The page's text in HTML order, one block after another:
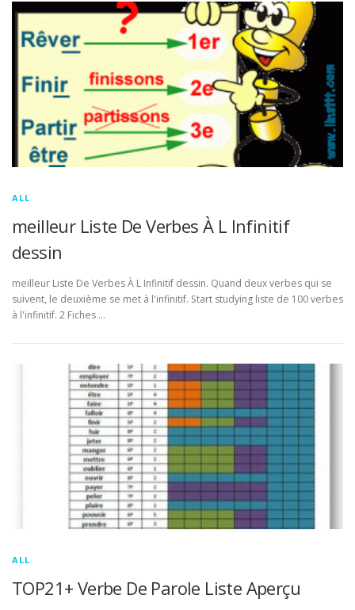
ALL
meilleur Liste De Verbes À L Infinitif
dessin
meilleur Liste De Verbes À L Infinitif dessin. Quand deux verbes qui se
suivent, le deuxième se met à l'infinitif. Start studying liste de 100 verbes
à l'infinitif. 2 Fiches …
ALL
TOP21+ Verbe De Parole Liste Aperçu